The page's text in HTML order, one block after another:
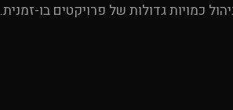
כמויות גדולות של פרויקטים בו-זמנית.